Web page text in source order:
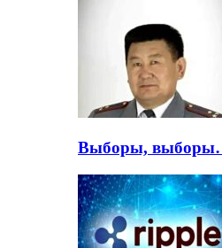
Выборы, выборы…